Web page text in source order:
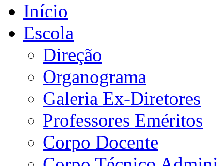
Início
Escola
Direção
Organograma
Galeria Ex-Diretores
Professores Eméritos
Corpo Docente